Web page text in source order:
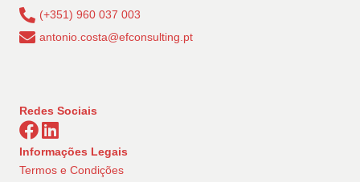
(+351) 960 037 003
antonio.costa@efconsulting.pt
Redes Sociais
Informações Legais
Termos e Condições